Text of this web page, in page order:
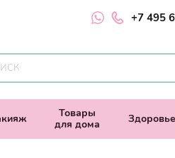
+7 495
Товары
для дома
Здоровье